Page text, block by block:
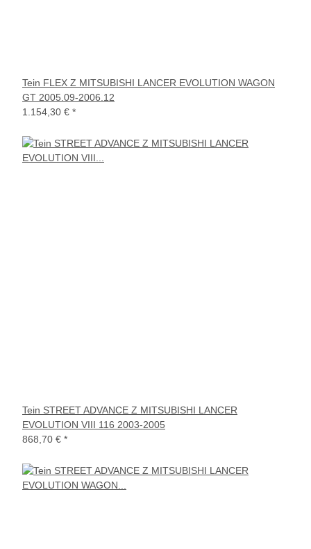
Tein FLEX Z MITSUBISHI LANCER EVOLUTION WAGON
GT 2005.09-2006.12
1.154,30 € *
Tein STREET ADVANCE Z MITSUBISHI LANCER
EVOLUTION VIII 116 2003-2005
868,70 € *